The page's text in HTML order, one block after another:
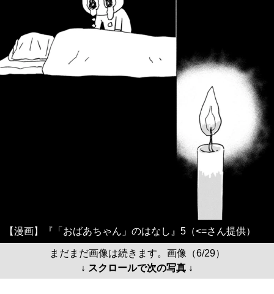
【漫画】『「おばあちゃん」のはなし』5（<=さん提供）
まだまだ画像は続きます。画像（6/29）
↓ スクロールで次の写真 ↓